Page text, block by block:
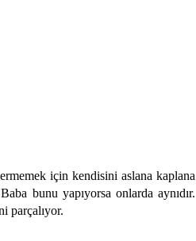
için kendisini aslana kaplana
bunu yapıyorsa onlarda aynıdır.
parçalıyor.